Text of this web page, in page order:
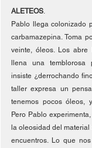
ALETEOS.
Pablo llega colonizado
carbamazepina. Toma
veinte, óleos. Los
llena una
insiste ¿derrochando
taller expresa un
tenemos pocos óleos,
Pero Pablo
la oleosidad del
encuentros. Lo que